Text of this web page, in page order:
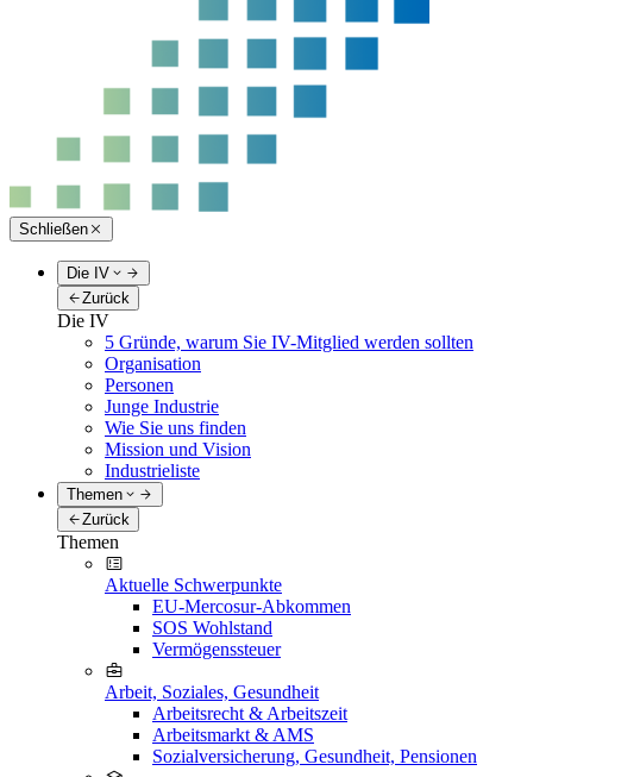
Schließen
Die IV
Zurück
Die IV
5 Gründe, warum Sie IV-Mitglied werden sollten
Organisation
Personen
Junge Industrie
Wie Sie uns finden
Mission und Vision
Industrieliste
Themen
Zurück
Themen
Aktuelle Schwerpunkte
EU-Mercosur-Abkommen
SOS Wohlstand
Vermögenssteuer
Arbeit, Soziales, Gesundheit
Arbeitsrecht & Arbeitszeit
Arbeitsmarkt & AMS
Sozialversicherung, Gesundheit, Pensionen